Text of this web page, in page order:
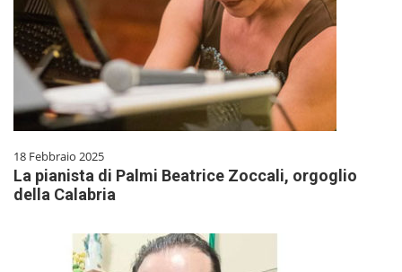
18 Febbraio 2025
La pianista di Palmi Beatrice Zoccali, orgoglio
della Calabria